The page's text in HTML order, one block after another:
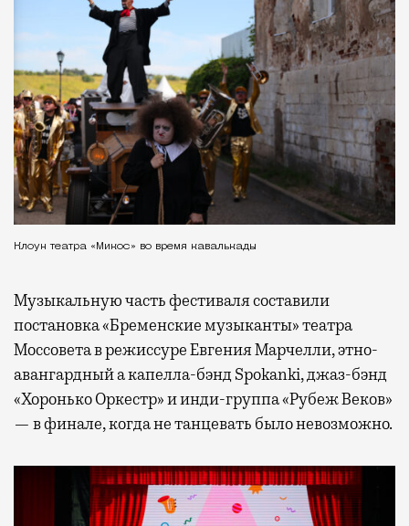
Клоун театра «Микос» во время кавалькады
Музыкальную часть фестиваля составили
постановка «Бременские музыканты» театра
Моссовета в режиссуре Евгения Марчелли, этно-
авангардный а капелла-бэнд Spokanki, джаз-бэнд
«Хоронько Оркестр» и инди-группа «Рубеж Веков»
— в финале, когда не танцевать было невозможно.